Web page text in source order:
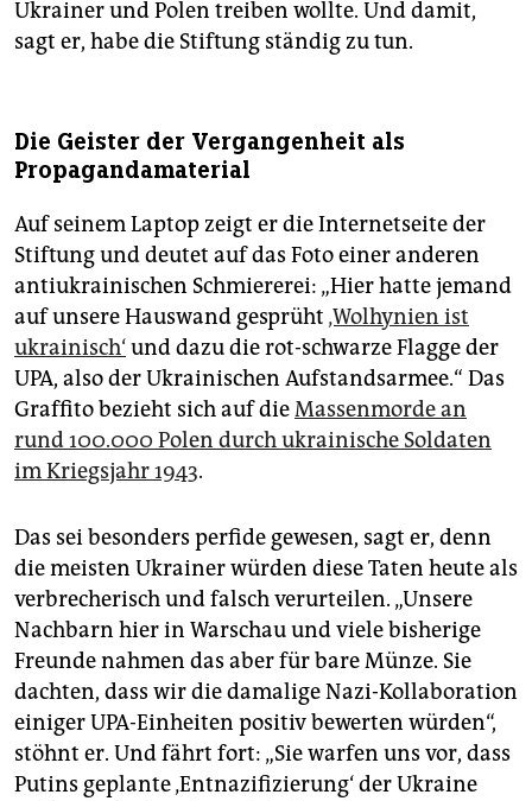
Ukrainer und Polen treiben wollte. Und damit,
sagt er, habe die Stiftung ständig zu tun.
Die Geister der Vergangenheit als
Propagandamaterial
Auf seinem Laptop zeigt er die Internetseite der
Stiftung und deutet auf das Foto einer anderen
antiukrainischen Schmiererei: „Hier hatte jemand
auf unsere Hauswand gesprüht ‚Wolhynien ist
ukrainisch‘und dazu die rot-schwarze Flagge der
UPA, also der Ukrainischen Aufstandsarmee.“ Das
Graffito bezieht sich auf dieMassenmorde an
rund 100.000 Polen durch ukrainische Soldaten
im Kriegsjahr 1943.
Das sei besonders perfide gewesen, sagt er, denn
die meisten Ukrainer würden diese Taten heute als
verbrecherisch und falsch verurteilen. „Unsere
Nachbarn hier in Warschau und viele bisherige
Freunde nahmen das aber für bare Münze. Sie
dachten, dass wir die damalige Nazi-Kollaboration
einiger UPA-Einheiten positiv bewerten würden“,
stöhnt er. Und fährt fort: „Sie warfen uns vor, dass
Putins geplante ‚Entnazifizierung‘ der Ukraine